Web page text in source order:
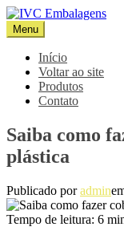
Pular
para
o
conteúdo
IVC Embalagens
Blog IVC
Menu
Início
Voltar ao site
Produtos
Contato
Saiba como
plástica
Publicado poradmin
Tempo de leitura: 6